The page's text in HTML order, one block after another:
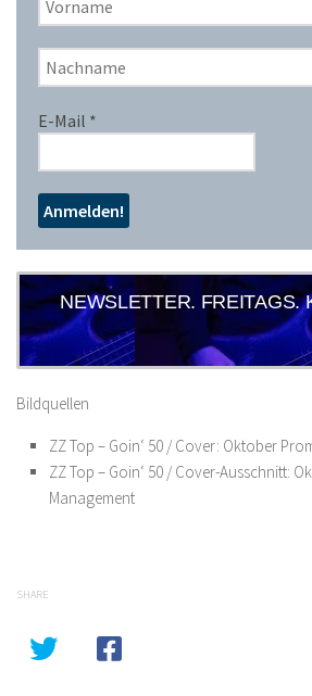
E-Mail *
NEWSLETTER. FREITAGS.
Bildquellen
ZZ Top – Goin‘ 50 / Cover: Oktober
ZZ Top – Goin‘ 50 / Cover-Ausschnitt:
Management
SHARE